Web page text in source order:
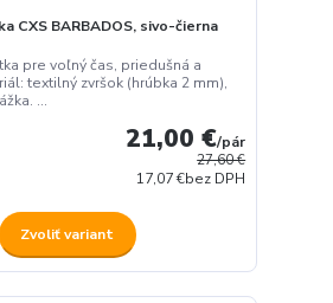
CXS BARBADOS, sivo-čierna
pre voľný čas, priedušná a
textilný zvršok (hrúbka 2 mm),
...
27,60 €
21,00 €/pár
17,07 €bez DPH
Zvoliť variant